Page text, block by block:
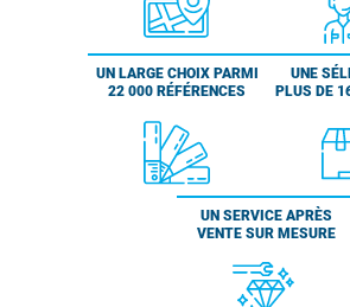
UN LARGE CHOIX PARMI
22 000 RÉFÉRENCES
UNE
PLUS DE
UN SERVICE APRÈS
VENTE SUR MESURE